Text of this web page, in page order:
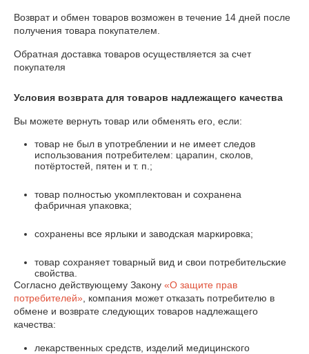
Возврат и обмен товаров возможен в течение 14 дней после
получения товара покупателем.
Обратная доставка товаров осуществляется за счет
покупателя
Условия возврата для товаров надлежащего качества
Вы можете вернуть товар или обменять его, если:
товар не был в употреблении и не имеет следов
использования потребителем: царапин, сколов,
потёртостей, пятен и т. п.;
товар полностью укомплектован и сохранена
фабричная упаковка;
сохранены все ярлыки и заводская маркировка;
товар сохраняет товарный вид и свои потребительские
свойства.
Согласно действующему Закону «О защите прав
потребителей» , компания может отказать потребителю в
обмене и возврате следующих товаров надлежащего
качества:
лекарственных средств, изделий медицинского